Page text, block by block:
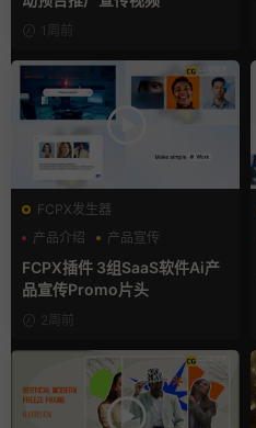
1周前
FCPX发生器
产品介绍
产品宣传
产品展示
FCPX插件 3组SaaS软件Ai产
品宣传Promo片头
2周前